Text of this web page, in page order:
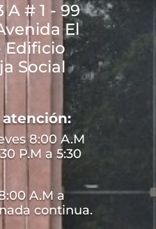
A # 1 - 99
El
Edificio
Social
8:00 A.M
P.M a 5:30
A.M a
continua.